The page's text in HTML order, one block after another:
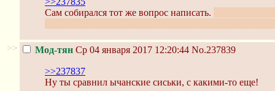
Сам собирался тот же вопрос написать.
>> Мод-тян Ср 04 января 2017 12:20:44 No.237839
>>237837
Ну ты сравнил ычанские сиськи, с какими-то еще!